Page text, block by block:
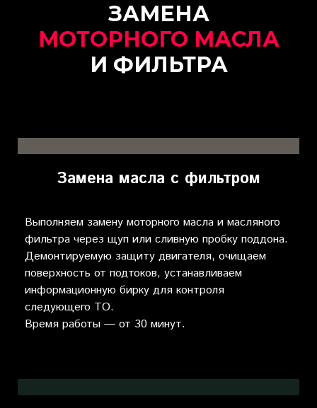
ЗАМЕНА
МОТОРНОГО МАСЛА
И ФИЛЬТРА
Замена масла с фильтром
Выполняем замену моторного масла и масляного
фильтра через щуп или сливную пробку поддона.
Демонтируемую защиту двигателя, очищаем
поверхность от подтоков, устанавливаем
информационную бирку для контроля
следующего ТО.
Время работы — от 30 минут.